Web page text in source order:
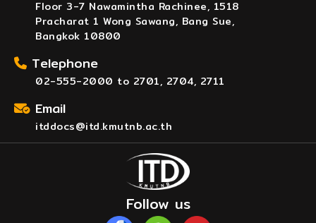
Floor 3-7 Nawamintha Rachinee, 1518
Pracharat 1 Wong Sawang, Bang Sue,
Bangkok 10800
Telephone
02-555-2000 to 2701, 2704, 2711
Email
itddocs@itd.kmutnb.ac.th
Follow us